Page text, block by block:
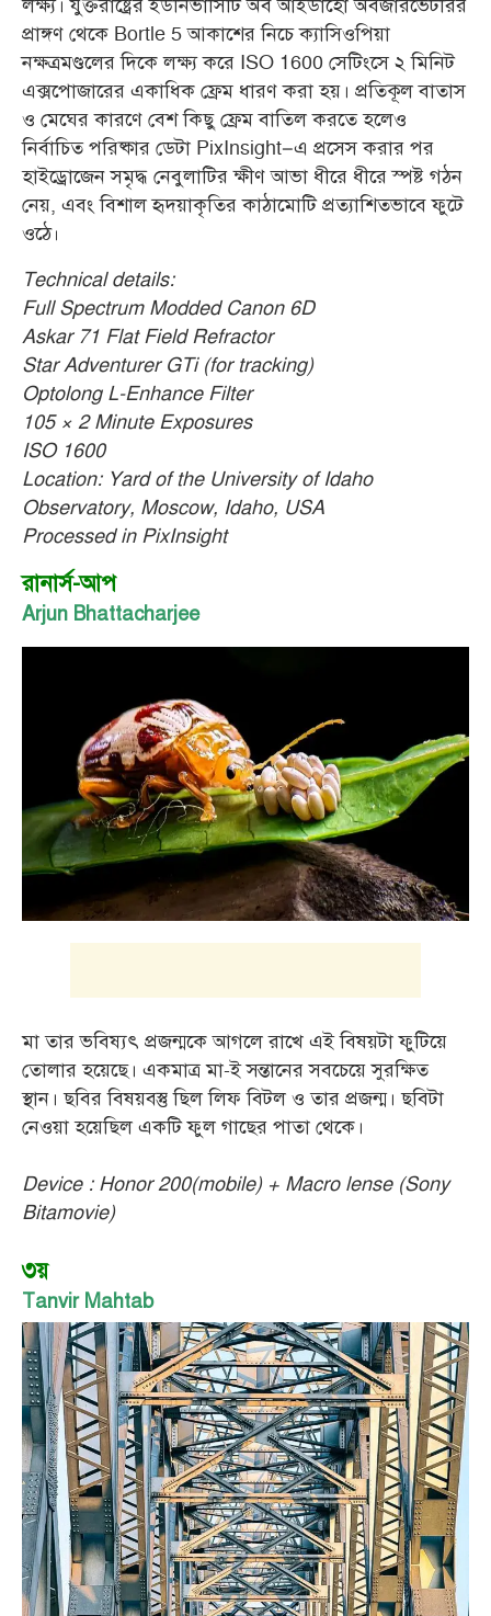
লক্ষ্য। যুক্তরাষ্ট্রের ইউনিভার্সিটি অব আইডাহো অবজারভেটরির
প্রাঙ্গণ থেকে Bortle 5 আকাশের নিচে ক্যাসিওপিয়া
নক্ষত্রমণ্ডলের দিকে লক্ষ্য করে ISO 1600 সেটিংসে ২ মিনিট
এক্সপোজারের একাধিক ফ্রেম ধারণ করা হয়। প্রতিকূল বাতাস
ও মেঘের কারণে বেশ কিছু ফ্রেম বাতিল করতে হলেও
নির্বাচিত পরিষ্কার ডেটা PixInsight–এ প্রসেস করার পর
হাইড্রোজেন সমৃদ্ধ নেবুলাটির ক্ষীণ আভা ধীরে ধীরে স্পষ্ট গঠন
নেয়, এবং বিশাল হৃদয়াকৃতির কাঠামোটি প্রত্যাশিতভাবে ফুটে
ওঠে।
Technical details:
Full Spectrum Modded Canon 6D
Askar 71 Flat Field Refractor
Star Adventurer GTi (for tracking)
Optolong L-Enhance Filter
105 × 2 Minute Exposures
ISO 1600
Location: Yard of the University of Idaho
Observatory, Moscow, Idaho, USA
Processed in PixInsight
রানার্স-আপ
Arjun Bhattacharjee
মা তার ভবিষ্যৎ প্রজন্মকে আগলে রাখে এই বিষয়টা ফুটিয়ে
তোলার হয়েছে। একমাত্র মা-ই সন্তানের সবচেয়ে সুরক্ষিত
স্থান। ছবির বিষয়বস্তু ছিল লিফ বিটল ও তার প্রজন্ম। ছবিটা
নেওয়া হয়েছিল একটি ফুল গাছের পাতা থেকে।
Device : Honor 200(mobile) + Macro lense (Sony
Bitamovie)
৩য়
Tanvir Mahtab